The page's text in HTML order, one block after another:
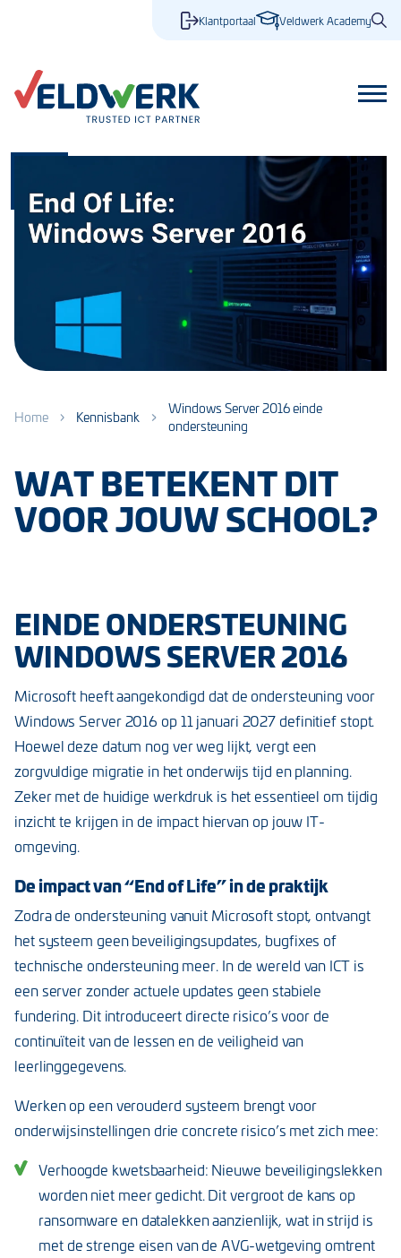
Klantportaal Veldwerk Academy
Home Kennisbank
Windows Server 2016 einde
ondersteuning
WAT BETEKENT DIT
VOOR JOUW SCHOOL?
EINDE ONDERSTEUNING
WINDOWS SERVER 2016
Microsoft heeft aangekondigd dat de ondersteuning voor
Windows Server 2016 op 11 januari 2027 definitief stopt.
Hoewel deze datum nog ver weg lijkt, vergt een
zorgvuldige migratie in het onderwijs tijd en planning.
Zeker met de huidige werkdruk is het essentieel om tijdig
inzicht te krijgen in de impact hiervan op jouw IT-
omgeving.
De impact van “End of Life” in de praktijk
Zodra de ondersteuning vanuit Microsoft stopt, ontvangt
het systeem geen beveiligingsupdates, bugfixes of
technische ondersteuning meer. In de wereld van ICT is
een server zonder actuele updates geen stabiele
fundering. Dit introduceert directe risico’s voor de
continuïteit van de lessen en de veiligheid van
leerlinggegevens.
Werken op een verouderd systeem brengt voor
onderwijsinstellingen drie concrete risico’s met zich mee:
Verhoogde kwetsbaarheid: Nieuwe beveiligingslekken
worden niet meer gedicht. Dit vergroot de kans op
ransomware en datalekken aanzienlijk, wat in strijd is
met de strenge eisen van de AVG-wetgeving omtrent